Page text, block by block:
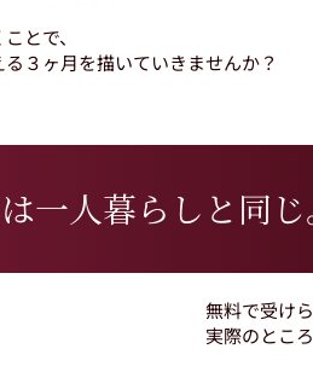
とで、
３ヶ月を描いていきませんか？
一人暮らしと同
無料で受け
実際のとこ